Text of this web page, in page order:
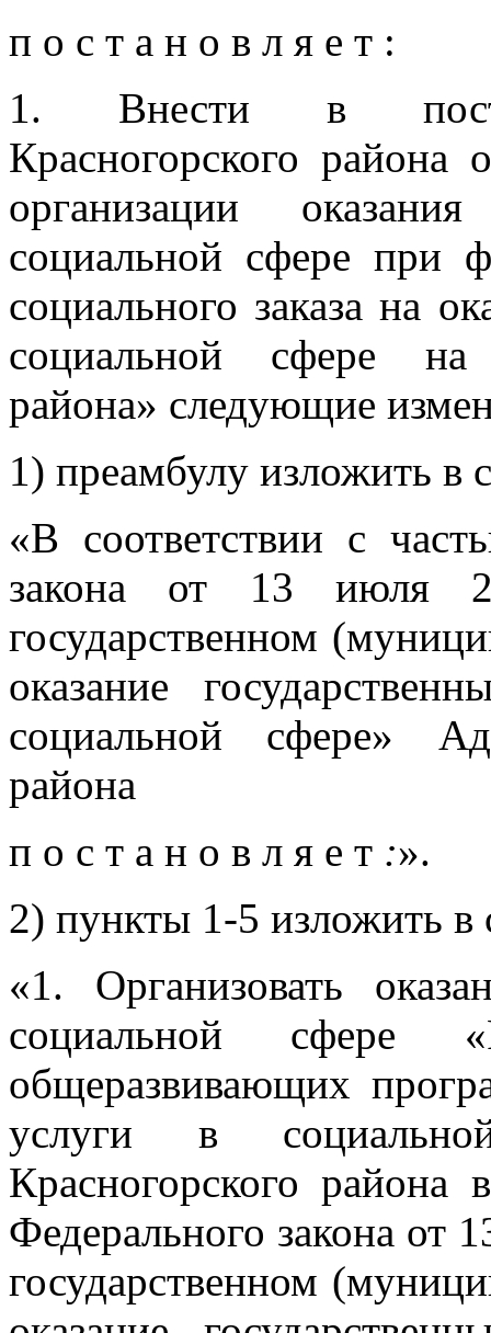
п о с т а н о в л я е т :
1. Внести в
Красногорского
организации
социальной сфере при
социального заказа на
социальной сфере на
района» следующие
1) преамбулу изложить в
«В соответствии с
закона от 13
государственном
оказание
социальной сфере»
района
п о с т а н о в л я е т :».
2) пункты 1-5 изложить
«1. Организовать
социальной сфере
общеразвивающих
услуги в
Красногорского района
Федерального закона
государственном